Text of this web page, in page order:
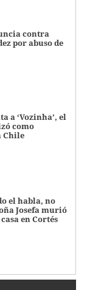
contra
por abuso de
a ‘Vozinha’, el
como
Chile
el habla, no
Josefa murió
en Cortés